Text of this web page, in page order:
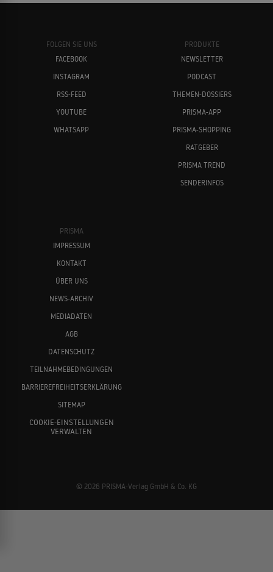
FOLGEN SIE UNS
FACEBOOK
INSTAGRAM
RSS-FEED
YOUTUBE
WHATSAPP
PRODUKTE
NEWSLETTER
PODCAST
THEMEN-DOSSIERS
PRISMA-APP
PRISMA-SHOPPING
RATGEBER
PRISMA TREND
SENDERINFOS
PRISMA
IMPRESSUM
KONTAKT
ÜBER UNS
NEWS-ARCHIV
MEDIADATEN
AGB
DATENSCHUTZ
TEILNAHMEBEDINGUNGEN
BARRIEREFREIHEITSERKLÄRUNG
SITEMAP
COOKIE-EINSTELLUNGEN
VERWALTEN
© 2026 PRISMA-Verlag GmbH & Co. KG